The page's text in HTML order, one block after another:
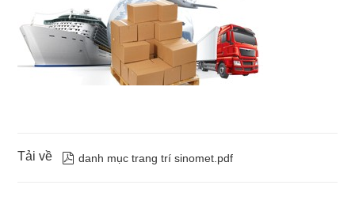
Tải về  danh mục trang trí sinomet.pdf